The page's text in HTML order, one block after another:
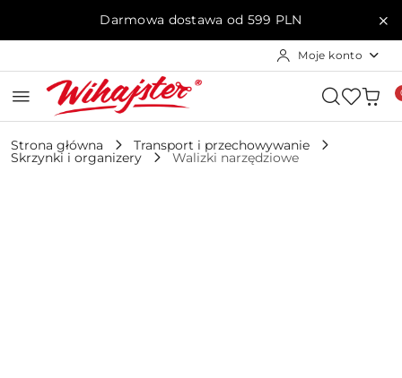
Przejdź do treści głównej
Przejdź do wyszukiwarki
Przejdź do moje konto
Przejdź do menu głównego
Przejdź do opisu produktu
Przejdź do stopkiDarmowa dostawa od 599 PLN
Moje konto
Strona główna Transport i przechowywanie
Skrzynki i organizery Walizki narzędziowe